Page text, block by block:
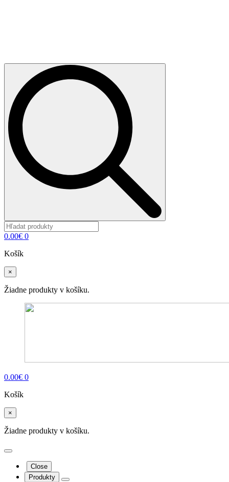
0.00€ 0
Košík
×
Žiadne produkty v košíku.
0.00€ 0
Košík
×
Žiadne produkty v košíku.
Close
Produkty